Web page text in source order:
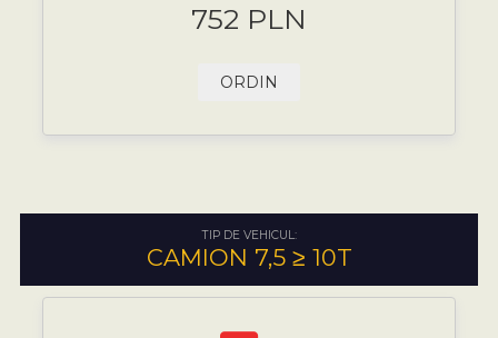
752 PLN
ORDIN
TIP DE VEHICUL:
CAMION 7,5 ≥ 10T